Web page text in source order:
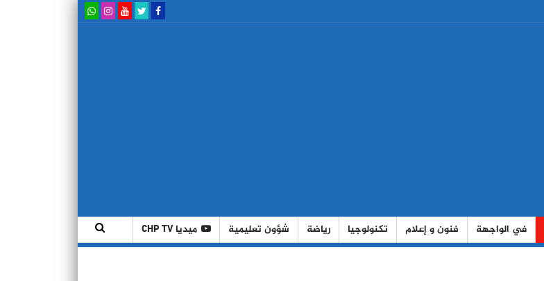
في الواجهة فنون و إعلام تكنولوجيا رياضة شؤون تعليمية ميديا CHP TV